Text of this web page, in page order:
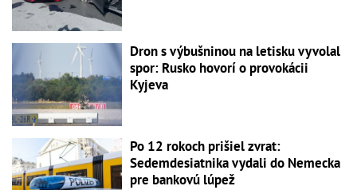
Dron s výbušninou na letisku vyvolal
spor: Rusko hovorí o provokácii
Kyjeva
Po 12 rokoch prišiel zvrat:
Sedemdesiatnika vydali do Nemecka
pre bankovú lúpež